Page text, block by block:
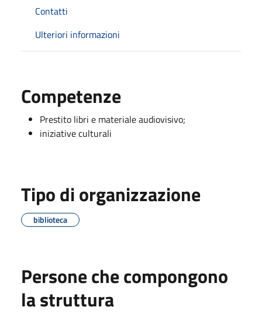
Contatti
Ulteriori informazioni
Competenze
Prestito libri e materiale audiovisivo;
iniziative culturali
Tipo di organizzazione
biblioteca
Persone che compongono
la struttura